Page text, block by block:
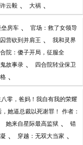
云毅 、 大祸 、
垒房车 、 官场：救了女领导
营砍到并肩王 、 我和灵界
合院：傻子开局，征服全
故事录 、 四合院转业保卫
、
八零，爸妈！我自有我的荣耀
，她逼总裁以死谢罪！ 作者：
她来自星际最高监狱 、 错
、 穿越：无双大当家 、